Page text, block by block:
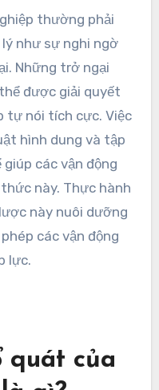
thường phải
như sự nghi ngờ
Những trở ngại
được giải quyết
tự nói tích cực. Việc
hình dung và tập
các vận động
này. Thực hành
này nuôi dưỡng
các vận động
lực.
quát của